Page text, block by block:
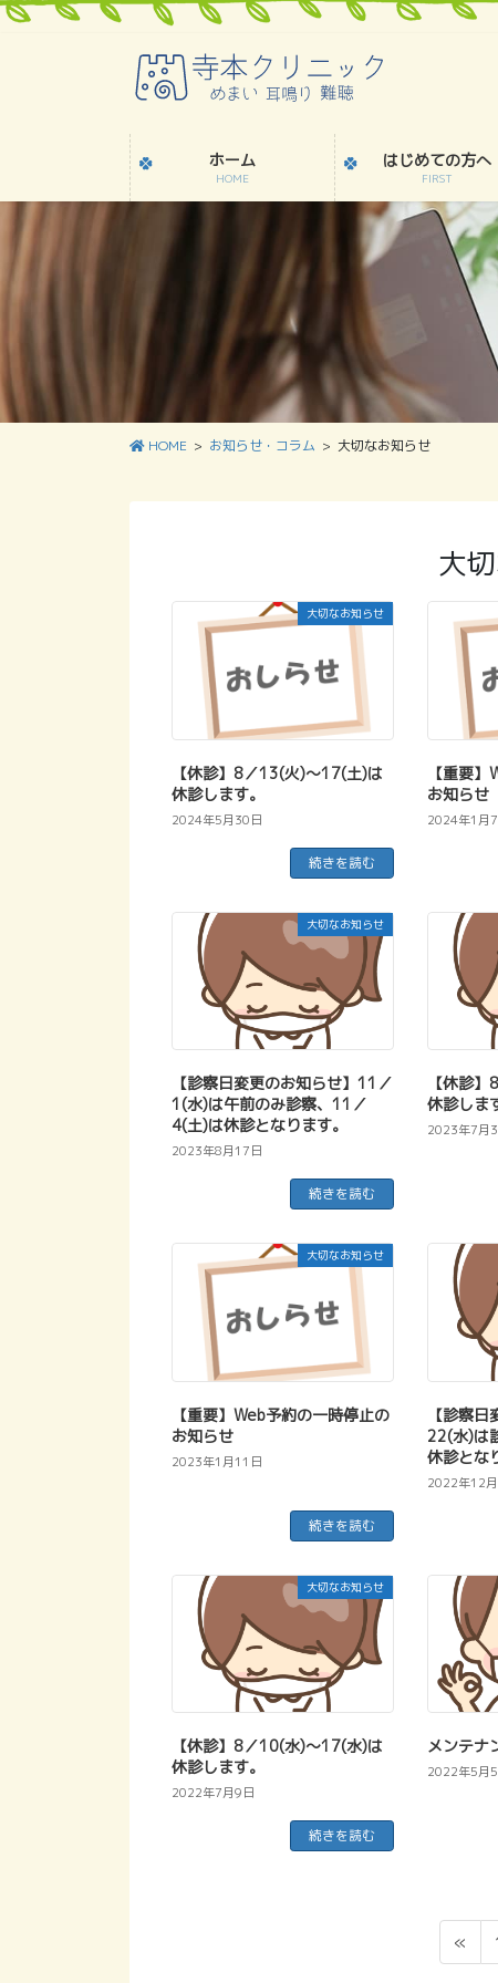
コ
動
ナ
に
ホーム
HOME
はじめての方へ
FIRST
HOME お知らせ・コラム 大切なお知らせ
大
大切なお知らせ
【休診】8／13(火)～17(土)は
休診します。
2024年5月30日
続きを読む
【重要
お知らせ
2024年1月
大切なお知らせ
【診察日変更のお知らせ】11／
1(水)は午前のみ診察、11／
4(土)は休診となります。
2023年8月17日
続きを読む
【休診
休診しま
2023年7月
大切なお知らせ
【重要】Web予約の一時停止の
お知らせ
2023年1月11日
続きを読む
【診察
22(水)は
休診とな
2022年12
大切なお知らせ
【休診】8／10(水)～17(水)は
休診します。
2022年7月9日
続きを読む
メンテナ
2022年5月
«